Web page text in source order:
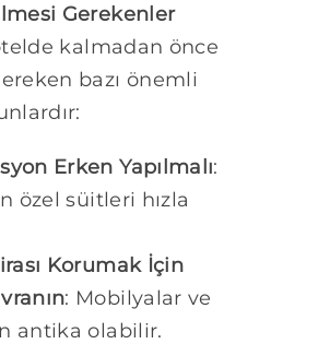
Gerekenler
kalmadan önce
bazı önemli
Erken Yapılmalı:
özel süitleri hızla
Korumak İçin
: Mobilyalar ve
antika olabilir.